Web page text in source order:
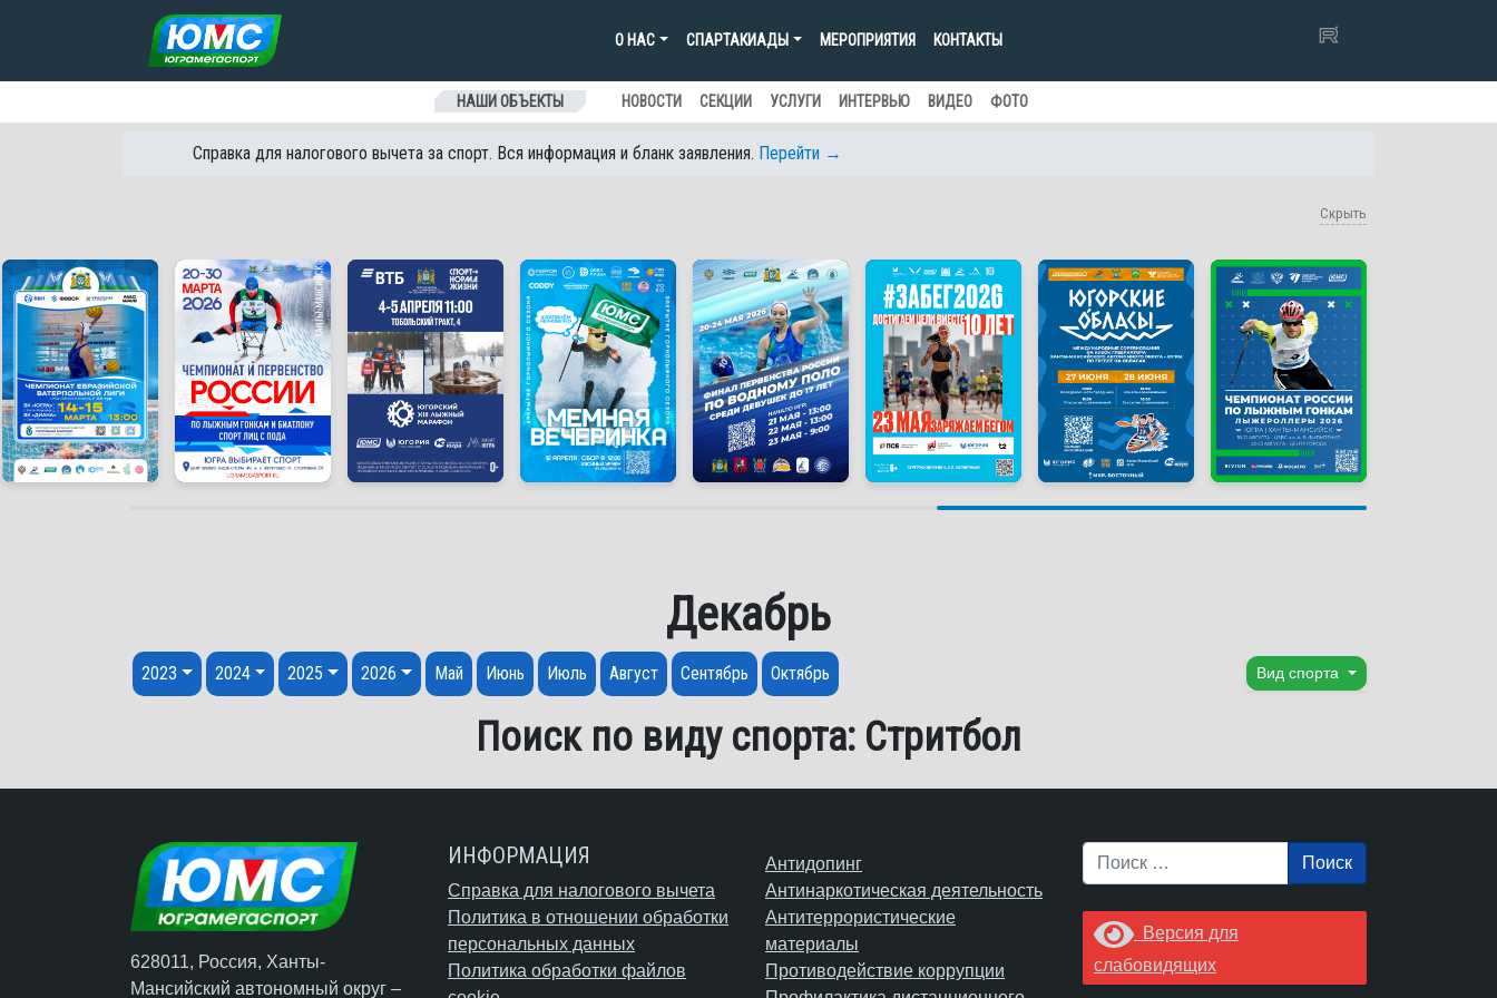
Перейти к содержанию
О НАС СПАРТАКИАДЫ МЕРОПРИЯТИЯ КОНТАКТЫ
НАШИ ОБЪЕКТЫ НОВОСТИ СЕКЦИИ УСЛУГИ ИНТЕРВЬЮ ВИДЕО ФОТО
Справка для налогового вычета за спорт. Вся информация и бланк заявления. Перейти →
Скрыть
Декабрь
Перейти к содержанию
2023 2024 2025 2026 Май Июнь Июль Август Сентябрь Октябрь Вид спорта
Поиск по виду спорта: Стритбол
628011, Россия, Ханты-
Мансийский автономный округ –
ИНФОРМАЦИЯ
Справка для налогового вычета
Политика в отношении обработки
персональных данных
Политика обработки файлов
Антидопинг
Антинаркотическая деятельность
Антитеррористические
материалы
Противодействие коррупции
Поиск
Версия для
слабовидящих